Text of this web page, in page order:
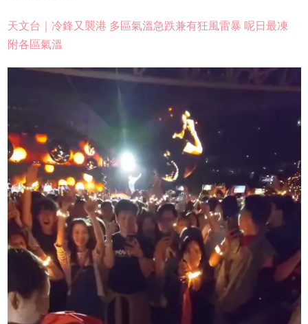
天文台｜冷鋒又襲港 多區氣溫急跌兼有狂風雷暴 呢日最凍
附各區氣溫